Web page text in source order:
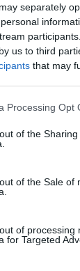
separately
us to third
that may
Processing Opt
of the
of the Sale of
of processing
for Targeted
is
a
magad